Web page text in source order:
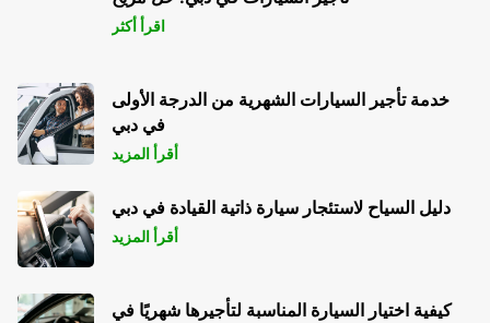
BLOIS - FRANCE
اقرأ أكثر
خدمة تأجير السيارات الشهرية من الدرجة الأولى
في دبي
أقرأ المزيد
دليل السياح لاستئجار سيارة ذاتية القيادة في دبي
أقرأ المزيد
كيفية اختيار السيارة المناسبة لتأجيرها شهريًا في